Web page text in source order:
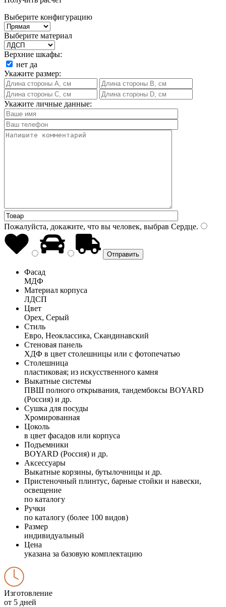
Выберите конфигурацию
Выберите материал
Верхние шкафы:
нет да
Укажите размер:
Укажите личные данные:
Пожалуйста, докажите, что вы человек, выбрав Сердце.
Фасад
МДФ
Материал корпуса
ЛДСП
Цвет
Орех, Серый
Стиль
Евро, Неоклассика, Скандинавский
Стеновая панель
ХДФ в цвет столешницы или с фотопечатью
Столешница
пластиковая; из искусственного камня
Выкатные системы
ПВШ полного открывания, тандембоксы BOYARD
(Россия) и др.
Сушка для посуды
Хромированная
Цоколь
в цвет фасадов или корпуса
Подъемники
BOYARD (Россия) и др.
Аксессуары
Выкатные корзины, бутылочницы и др.
Пристеночный плинтус, барные стойки и навески,
освещение
по каталогу
Ручки
по каталогу (более 100 видов)
Размер
индивидуальный
Цена
указана за базовую комплектацию
Изготовление
от 5 дней